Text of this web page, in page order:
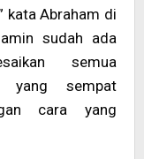
kata Abraham di
sudah ada
semua
yang sempat
cara yang